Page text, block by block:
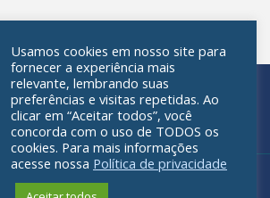
Política de privacidade
Usamos cookies em nosso site para
fornecer a experiência mais
relevante, lembrando suas
preferências e visitas repetidas. Ao
clicar em “Aceitar todos”, você
concorda com o uso de TODOS os
cookies. Para mais informações
acesse nossa Política de privacidade